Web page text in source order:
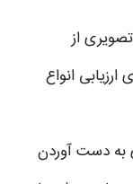
از
انواع
به دست آوردن